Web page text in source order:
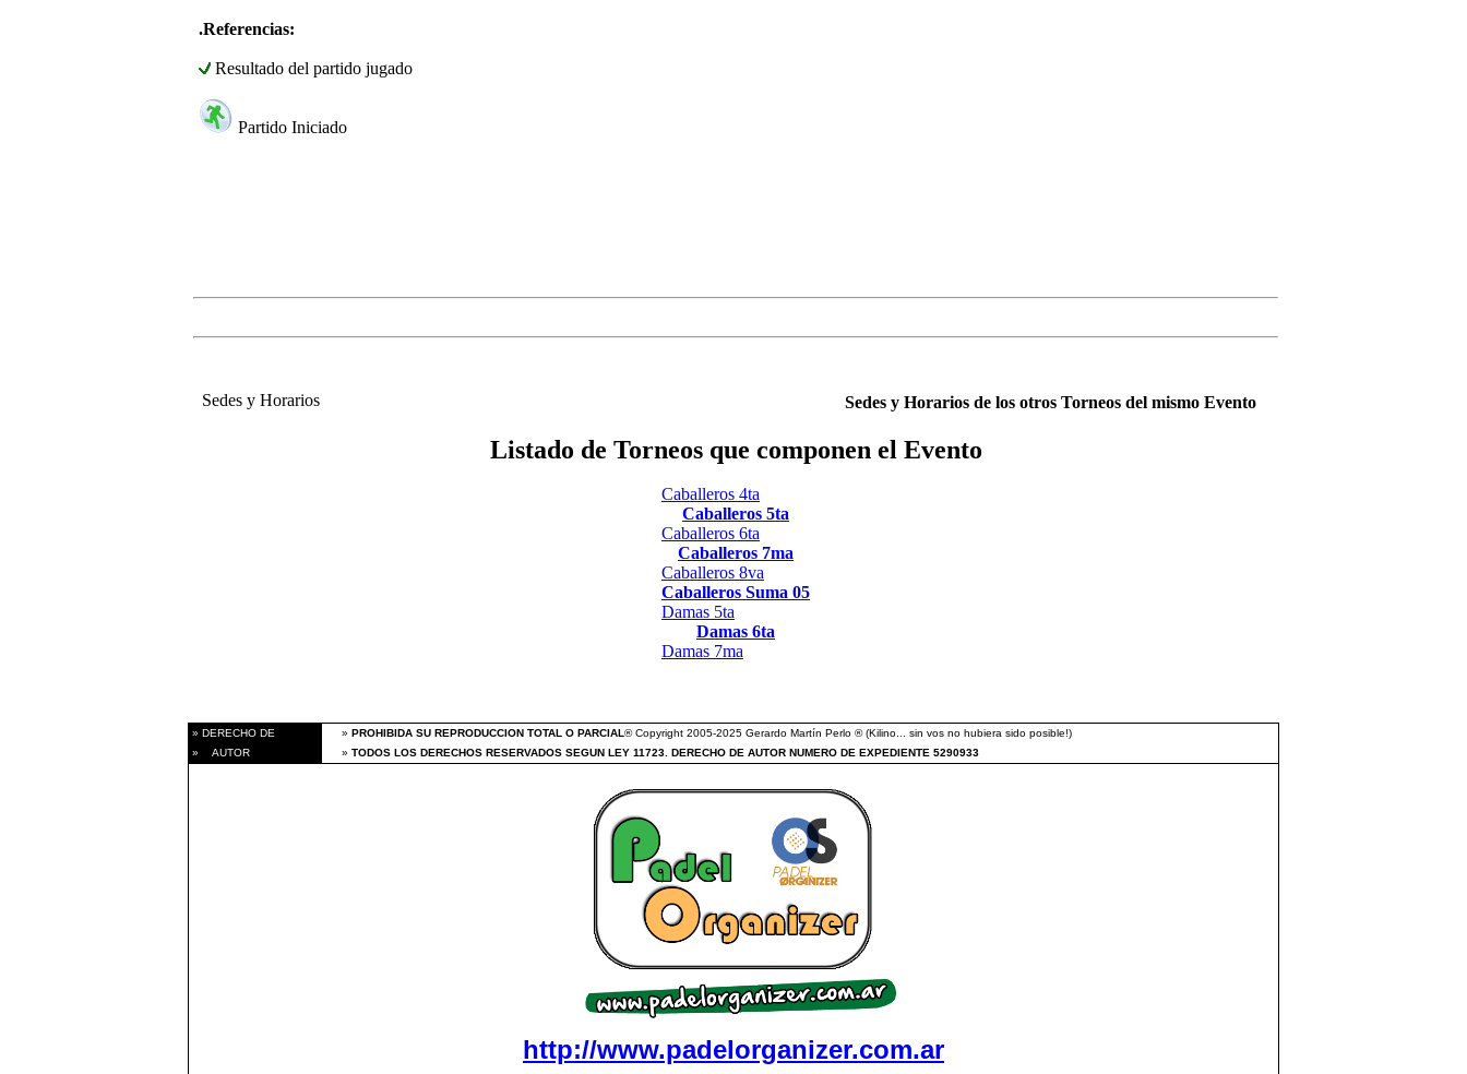
.Referencias:
Resultado del partido jugado
Partido Iniciado
Sedes y Horarios Sedes y Horarios de los otros Torneos del mismo Evento
Listado de Torneos que componen el Evento
Caballeros 4ta
Caballeros 5ta
Caballeros 6ta
Caballeros 7ma
Caballeros 8va
Caballeros Suma 05
Damas 5ta
Damas 6ta
Damas 7ma
» DERECHO DE » PROHIBIDA SU REPRODUCCION TOTAL O PARCIAL® Copyright 2005-2025 Gerardo Martín Perlo ® (Kilino... sin vos no hubiera sido posible!)
» AUTOR
» TODOS LOS DERECHOS RESERVADOS SEGUN LEY 11723. DERECHO DE AUTOR NUMERO DE EXPEDIENTE 5290933
http://www.padelorganizer.com.ar